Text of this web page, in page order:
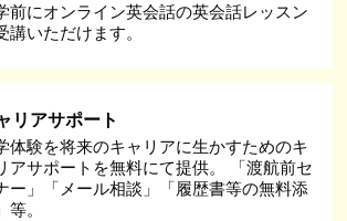
前にオンライン英会話の英会話レッスン
講いただけます。
リアサポート
体験を将来のキャリアに生かすためのキ
アサポートを無料にて提供。 「渡航前セ
ー」「メール相談」「履歴書等の無料添
等。